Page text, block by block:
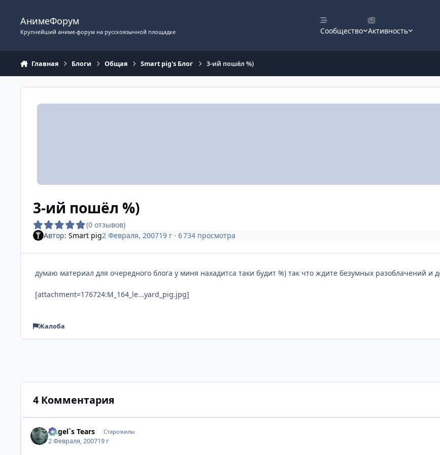
АнимеФорум
Крупнейший аниме-форум на русскоязычной площадке Сообщество Активность
Главная Блоги Общая Smart pig's Блог 3-ий пошёл %)
3-ий пошёл %)
(0 отзывов)
Автор: Smart pig2 Февраля, 200719 г· 6 734 просмотра
думаю материал для очередного блога у миня нахадитса таки будит %) так что ждите безумных разоблачений и
[attachment=176724:M_164_le...yard_pig.jpg]
Жалоба
4 Комментария
Angel`s Tears Старожилы
2 Февраля, 200719 г